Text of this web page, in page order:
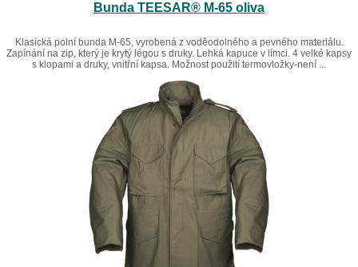
Bunda TEESAR® M-65 oliva
Klasická polní bunda M-65, vyrobená z voděodolného a pevného materiálu.
Zapínání na zip, který je krytý légou s druky. Lehká kapuce v límci. 4 velké kapsy
s klopami a druky, vnitřní kapsa. Možnost použití termovložky-není ...